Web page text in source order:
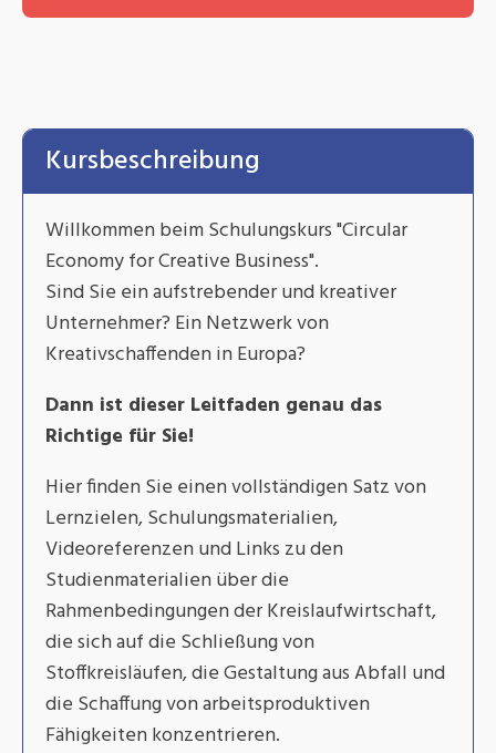
Kursbeschreibung
Willkommen beim Schulungskurs "Circular
Economy for Creative Business".
Sind Sie ein aufstrebender und kreativer
Unternehmer? Ein Netzwerk von
Kreativschaffenden in Europa?
Dann ist dieser Leitfaden genau das
Richtige für Sie!
Hier finden Sie einen vollständigen Satz von
Lernzielen, Schulungsmaterialien,
Videoreferenzen und Links zu den
Studienmaterialien über die
Rahmenbedingungen der Kreislaufwirtschaft,
die sich auf die Schließung von
Stoffkreisläufen, die Gestaltung aus Abfall und
die Schaffung von arbeitsproduktiven
Fähigkeiten konzentrieren.